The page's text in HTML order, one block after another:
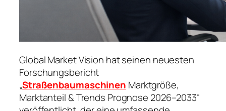
Global Market Vision hat seinen neuesten
Forschungsbericht
„Straßenbaumaschinen Marktgröße,
Marktanteil & Trends Prognose 2026–2033“